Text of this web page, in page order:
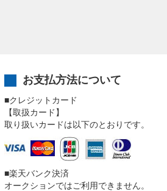
お支払方法について
■クレジットカード
【取扱カード】
取り扱いカードは以下のとおりです。
■楽天バンク決済
オークションではご利用できません。